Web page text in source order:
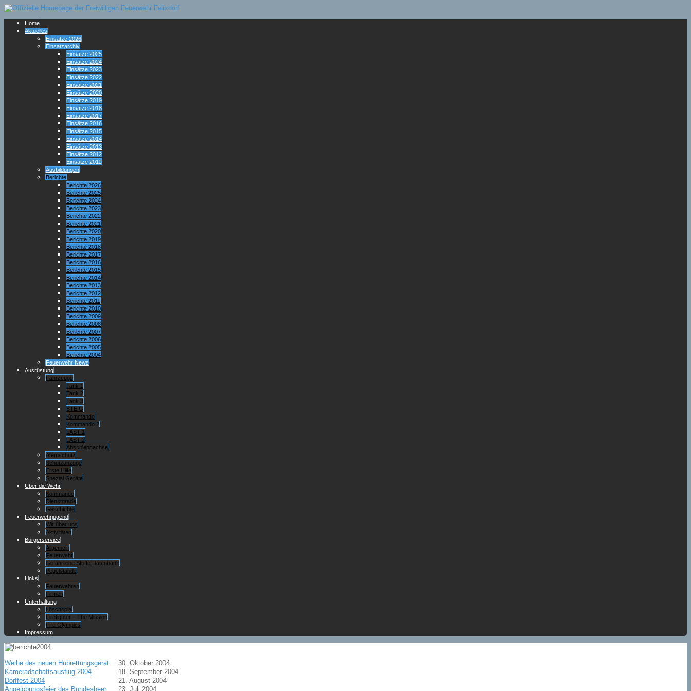
Home
Aktuelles
Einsätze 2026
Einsatzarchiv
Einsätze 2025
Einsätze 2024
Einsätze 2023
Einsätze 2022
Einsätze 2021
Einsätze 2020
Einsätze 2019
Einsätze 2018
Einsätze 2017
Einsätze 2016
Einsätze 2015
Einsätze 2014
Einsätze 2013
Einsätze 2012
Einsätze 2011
Ausbildungen
Berichte
Berichte 2026
Berichte 2025
Berichte 2024
Berichte 2023
Berichte 2022
Berichte 2021
Berichte 2020
Berichte 2019
Berichte 2018
Berichte 2017
Berichte 2016
Berichte 2015
Berichte 2014
Berichte 2013
Berichte 2012
Berichte 2011
Berichte 2010
Berichte 2009
Berichte 2008
Berichte 2007
Berichte 2006
Berichte 2005
Berichte 2004
Feuerwehr News
Ausrüstung
Fahrzeuge
Tank 1
Tank 2
Tank 3
STEIG
Kommando
Kommando 2
LAST 1
LAST 2
Abschleppachse
Atemschutz
Schutzanzüge
Erste Hilfe
Spezial Geräte
Über die Wehr
Kommando
Dienstgrade
Geschichte
Feuerwehrjugend
Wir über uns
Aktivitäten
Bürgerservice
Allgemein
Feuerwehr
Gefährliche Stoffe Datenbank
Pegelstände
Links
Feuerwehren
Firmen
Unterhaltung
Löschspiel
Firefighter – The Mission
Fire Olympics
Impressum
Weihe des neuen Hubrettungsgerät
30. Oktober 2004
Kameradschaftsausflug 2004
18. September 2004
Dorffest 2004
21. August 2004
Angelobungsfeier des Bundesheer
23. Juli 2004